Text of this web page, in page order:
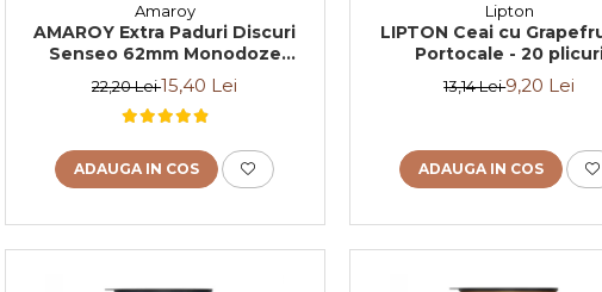
Amaroy
AMAROY Extra Paduri Discuri
Senseo 62mm Monodoze
20buc 140g
22,20 Lei15,40 Lei
ADAUGA IN COS
Lipton
LIPTON Ceai cu
Portocale - 20
13,14 Lei9,20 Lei
ADAUGA IN COS